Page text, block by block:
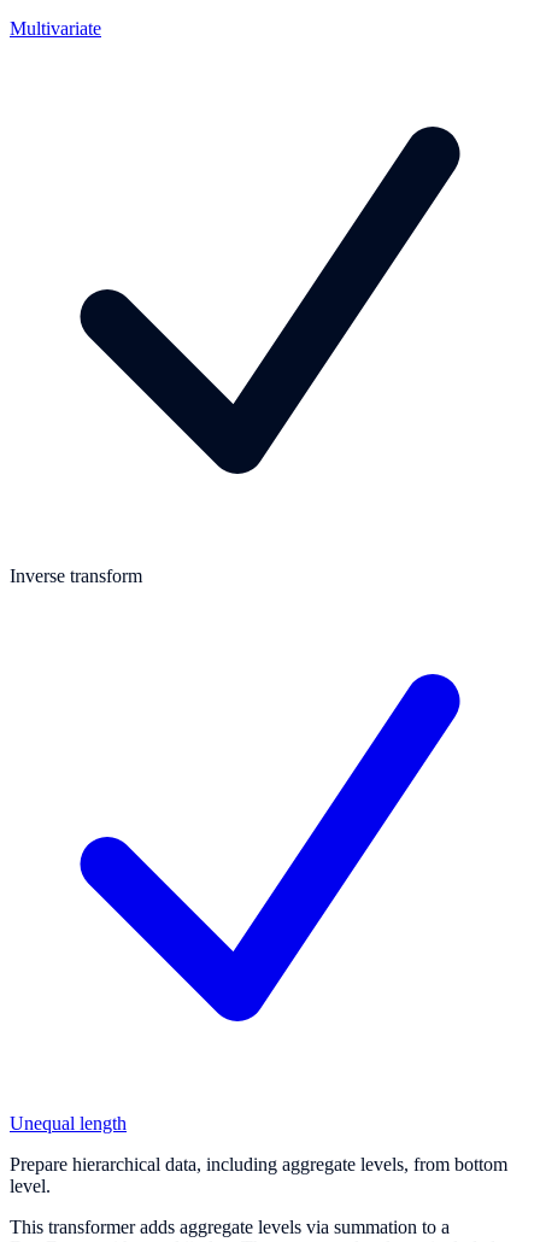
Multivariate
Inverse transform
Unequal length
Prepare hierarchical data, including aggregate levels, from bottom
level.
This transformer adds aggregate levels via summation to a